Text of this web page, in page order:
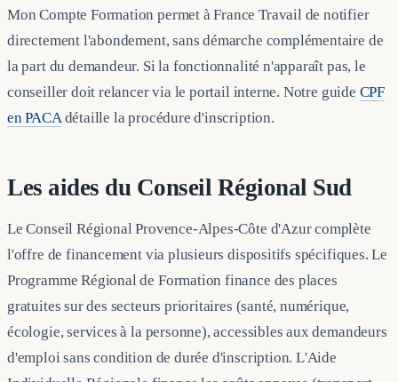
Mon Compte Formation permet à France Travail de notifier
directement l'abondement, sans démarche complémentaire de
la part du demandeur. Si la fonctionnalité n'apparaît pas, le
conseiller doit relancer via le portail interne. Notre guide CPF
en PACAdétaille la procédure d'inscription.
Les aides du Conseil Régional Sud
Le Conseil Régional Provence-Alpes-Côte d'Azur complète
l'offre de financement via plusieurs dispositifs spécifiques. Le
Programme Régional de Formation finance des places
gratuites sur des secteurs prioritaires (santé, numérique,
écologie, services à la personne), accessibles aux demandeurs
d'emploi sans condition de durée d'inscription. L'Aide